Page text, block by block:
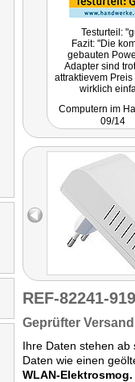
Testurteil:
Fazit: "Die
gebauten
Adapter sind
attraktievem Preis
wirklich
auch sehr
Computern im
09/14
REF-82241-
Geprüfter
Ihre Daten stehen ab
Daten wie einen
WLAN-Elektrosmog.